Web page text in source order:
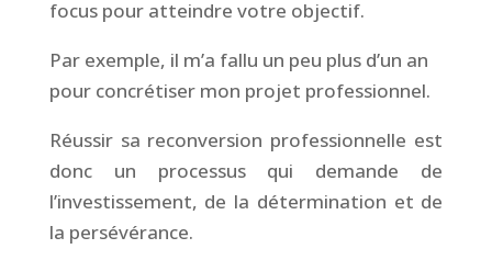
focus pour atteindre votre objectif.
Par exemple, il m’a fallu un peu plus d’un an
pour concrétiser mon projet professionnel.
Réussir sa reconversion professionnelle est
donc un processus qui demande de
l’investissement, de la détermination et de
la persévérance.